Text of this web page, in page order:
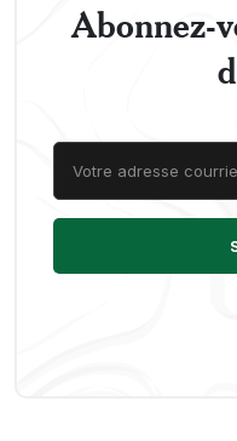
Abonnez-